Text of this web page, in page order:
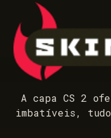
A capa CS 2
imbatíveis, tudo